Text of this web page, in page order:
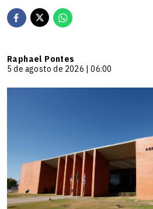
Raphael Pontes
5 de agosto de 2026 | 06:00